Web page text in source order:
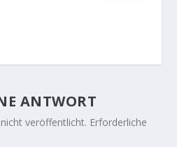
ANTWORT
veröffentlicht. Erforderliche